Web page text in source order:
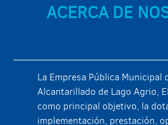
ACERCA DE
La Empresa Pública Municipal
Alcantarillado de Lago Agrio,
como principal objetivo, la
implementación, prestación,